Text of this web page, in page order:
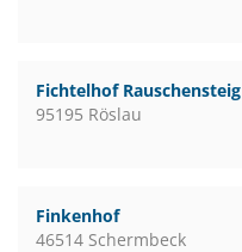
Fichtelhof Rauschensteig
95195 Röslau
Finkenhof
46514 Schermbeck